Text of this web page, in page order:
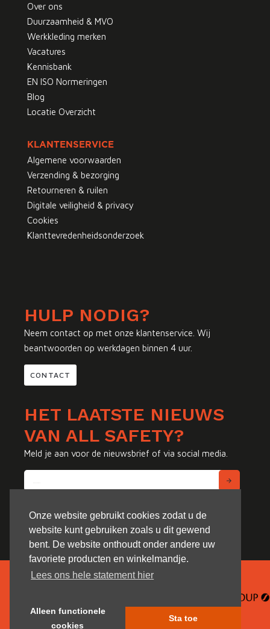
Onze website gebruikt cookies zodat u de
website kunt gebruiken zoals u dit gewend
bent. De website onthoudt onder andere uw
favoriete producten en winkelmandje.
Lees ons hele statement hier
Alleen functionele
cookies
Sta toe
Over ons
Duurzaamheid & MVO
Werkkleding merken
Vacatures
Kennisbank
EN ISO Normeringen
Blog
Locatie Overzicht
KLANTENSERVICE
Algemene voorwaarden
Verzending & bezorging
Retourneren & ruilen
Digitale veiligheid & privacy
Cookies
Klanttevredenheidsonderzoek
HULP NODIG?
Neem contact op met onze klantenservice. Wij
beantwoorden op werkdagen binnen 4 uur.
CONTACT
HET LAATSTE NIEUWS
VAN ALL SAFETY?
Meld je aan voor de nieuwsbrief of via social media.